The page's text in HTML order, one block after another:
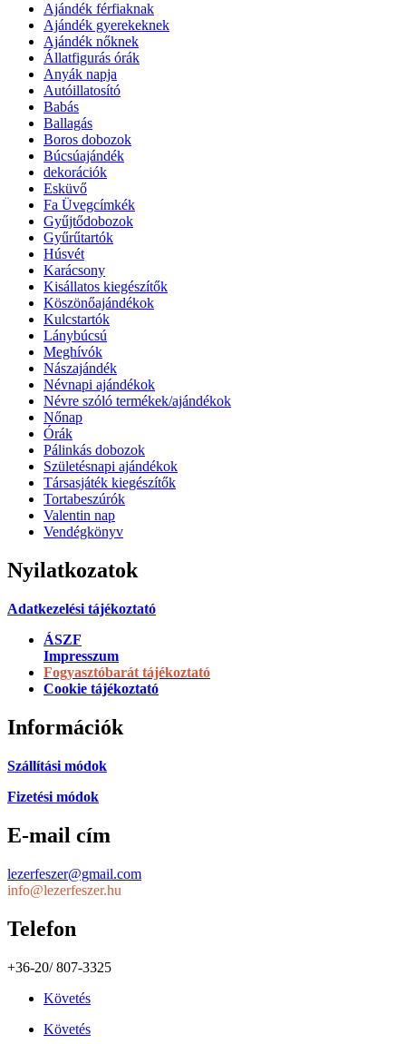
Ajándék férfiaknak
Ajándék gyerekeknek
Ajándék nőknek
Állatfigurás órák
Anyák napja
Autóillatosító
Babás
Ballagás
Boros dobozok
Búcsúajándék
dekorációk
Esküvő
Fa Üvegcímkék
Gyűjtődobozok
Gyűrűtartók
Húsvét
Karácsony
Kisállatos kiegészítők
Köszönőajándékok
Kulcstartók
Lánybúcsú
Meghívók
Nászajándék
Névnapi ajándékok
Névre szóló termékek/ajándékok
Nőnap
Órák
Pálinkás dobozok
Születésnapi ajándékok
Társasjáték kiegészítők
Tortabeszúrók
Valentin nap
Vendégkönyv
Nyilatkozatok
Adatkezelési tájékoztató
ÁSZF
Impresszum
Fogyasztóbarát tájékoztató
Cookie tájékoztató
Információk
Szállítási módok
Fizetési módok
E-mail cím
lezerfeszer@gmail.com
info@lezerfeszer.hu
Telefon
+36-20/ 807-3325
Követés
Követés